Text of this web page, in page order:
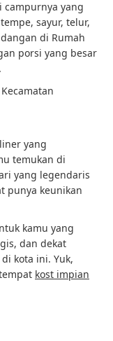
campurnya yang
sayur, telur,
di Rumah
porsi yang besar
yang
temukan di
yang legendaris
punya keunikan
kamu yang
dan dekat
kota ini. Yuk,
kost impian